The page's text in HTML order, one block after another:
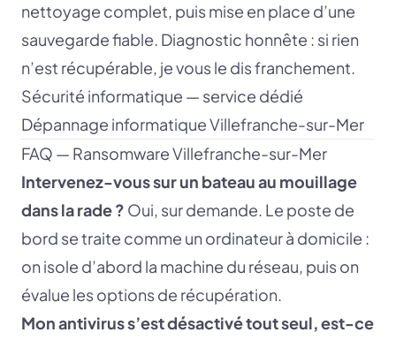
nettoyage complet, puis mise en place d’une
sauvegarde fiable. Diagnostic honnête : si rien
n’est récupérable, je vous le dis franchement.
Sécurité informatique — service dédié
Dépannage informatique Villefranche-sur-Mer
FAQ — Ransomware Villefranche-sur-Mer
Intervenez-vous sur un bateau au mouillage
dans la rade ? Oui, sur demande. Le poste de
bord se traite comme un ordinateur à domicile :
on isole d’abord la machine du réseau, puis on
évalue les options de récupération.
Mon antivirus s’est désactivé tout seul, est-ce